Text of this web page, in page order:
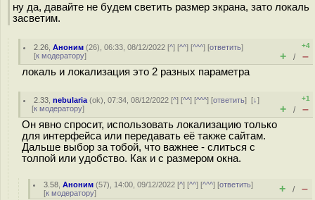
ну да, давайте не будем светить размер экрана, зато локаль
засветим.
2.26 ,Аноним (26), 06:33, 08/12/2022 [^] [^^] [^^^] [ответить]
[к модератору]
+4
+ / –
локаль и локализация это 2 разных параметра
2.33 ,nebularia (ok), 07:34, 08/12/2022 [^] [^^] [^^^] [ответить][↓]
[к модератору]
+1
+ / –
Он явно спросит, использовать локализацию только
для интерфейса или передавать её также сайтам.
Дальше выбор за тобой, что важнее - слиться с
толпой или удобство. Как и с размером окна.
3.58 ,Аноним (57), 14:00, 09/12/2022 [^] [^^] [^^^] [ответить]
[к модератору] + / –